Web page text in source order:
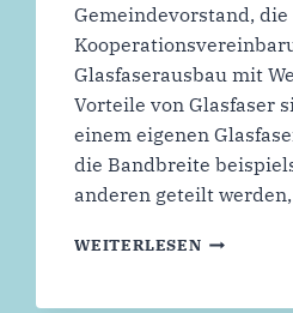
Gemeindevorstand, die
Glasfaserausbau mit
Vorteile von Glasfaser
einem eigenen
die Bandbreite
anderen geteilt
WEITERLESENGLASFASER